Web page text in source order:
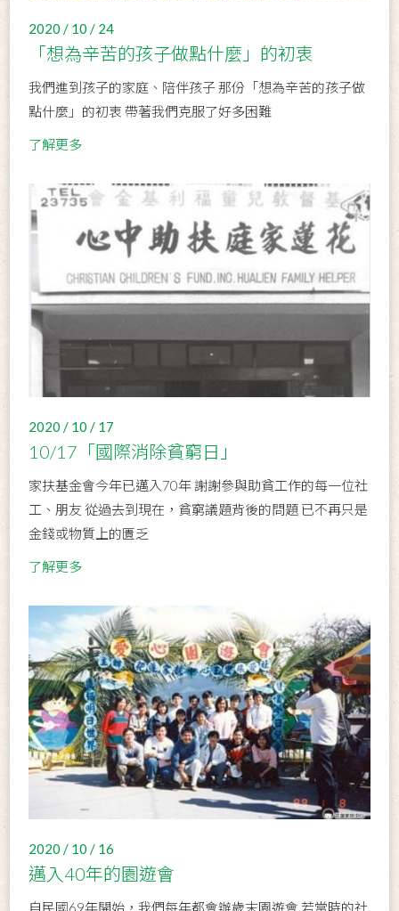
2020 / 10 / 24
「想為辛苦的孩子做點什麼」的初衷
我們進到孩子的家庭、陪伴孩子 那份「想為辛苦的孩子做
點什麼」的初衷 帶著我們克服了好多困難
了解更多
2020 / 10 / 17
10/17「國際消除貧窮日」
家扶基金會今年已邁入70年 謝謝參與助貧工作的每一位社
工、朋友 從過去到現在，貧窮議題背後的問題 已不再只是
金錢或物質上的匱乏
了解更多
2020 / 10 / 16
邁入40年的園遊會
自民國69年開始，我們每年都會辦歲末園遊會 若當時的社